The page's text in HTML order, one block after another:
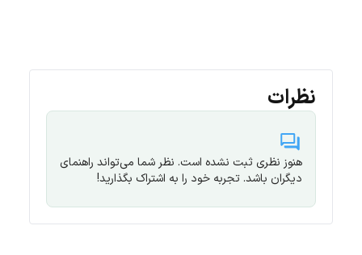
نظرات
هنوز نظری ثبت نشده است. نظر شما می‌تواند راهنمای
دیگران باشد. تجربه خود را به اشتراک بگذارید!